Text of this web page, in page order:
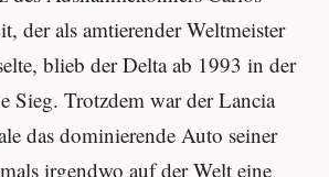
der als amtierender Weltmeister
blieb der Delta ab 1993 in der
Sieg. Trotzdem war der Lancia
das dominierende Auto seiner
irgendwo auf der Welt eine